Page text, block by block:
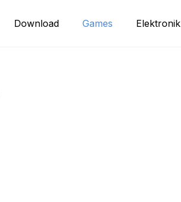
Download Games Elektronik